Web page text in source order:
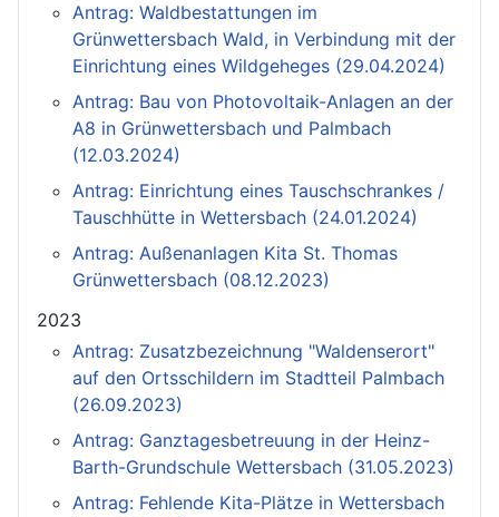
Antrag: Waldbestattungen im
Grünwettersbach Wald, in Verbindung mit der
Einrichtung eines Wildgeheges (29.04.2024)
Antrag: Bau von Photovoltaik-Anlagen an der
A8 in Grünwettersbach und Palmbach
(12.03.2024)
Antrag: Einrichtung eines Tauschschrankes /
Tauschhütte in Wettersbach (24.01.2024)
Antrag: Außenanlagen Kita St. Thomas
Grünwettersbach (08.12.2023)
2023
Antrag: Zusatzbezeichnung "Waldenserort"
auf den Ortsschildern im Stadtteil Palmbach
(26.09.2023)
Antrag: Ganztagesbetreuung in der Heinz-
Barth-Grundschule Wettersbach (31.05.2023)
Antrag: Fehlende Kita-Plätze in Wettersbach